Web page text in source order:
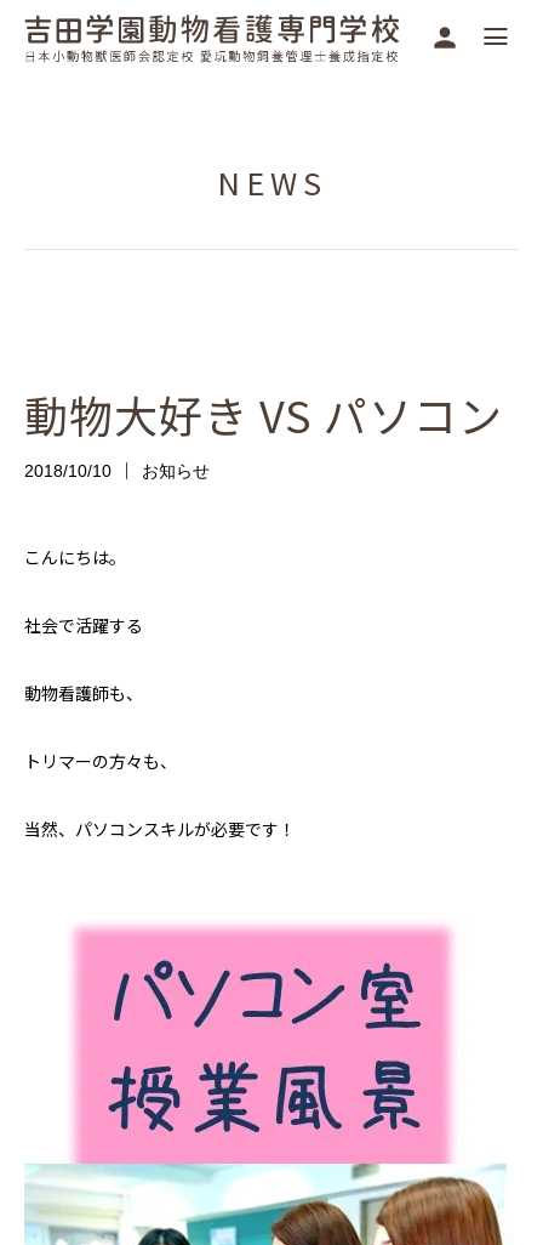
NEWS
動物大好き VS パソコン
2018/10/10 お知らせ
こんにちは。
社会で活躍する
動物看護師も、
トリマーの方々も、
当然、パソコンスキルが必要です！